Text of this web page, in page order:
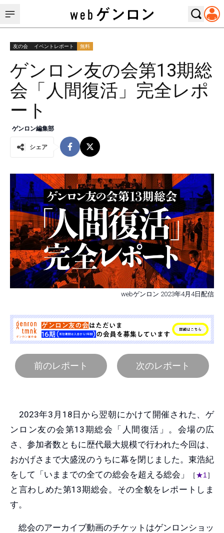
友の会 イベントレポート 無料
ゲンロン友の会第13期総
会「人間復活」完全レポ
ート
ゲンロン編集部
シェア
webゲンロン 2023年4月4日配信
前のレポート 次のレポート
2023年3月18日から翌朝にかけて開催された、ゲ
ンロン友の会第13期総会「人間復活」。会場の広
さ、参加者数ともに歴代最大規模で行われた今回は、
おかげさまで大盛況のうちに幕を閉じました。東浩紀
をして「いままでの全ての総会を超える総会」
［ ★1 ］
と言わしめた第13期総会。その全貌をレポートしま
す。
総会のアーカイブ動画のチケットはゲンロンショッ